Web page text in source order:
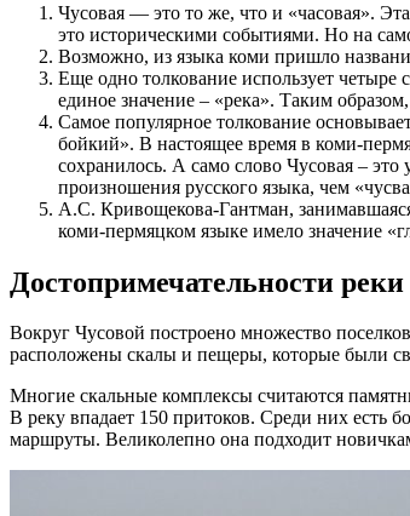
Чусовая — это то же, что и «часовая».
это историческими событиями. Но на
Возможно, из языка коми пришло
Еще одно толкование использует
единое значение – «река». Таким
Самое популярное толкование
бойкий». В настоящее время в коми-
сохранилось. А само слово Чусовая – это
произношения русского языка, чем
А.С. Кривощекова-Гантман,
коми-пермяцком языке имело значение
Достопримечательности реки
Вокруг Чусовой построено множество
расположены скалы и пещеры, которые были
Многие скальные комплексы считаются
В реку впадает 150 притоков. Среди них есть
маршруты. Великолепно она подходит